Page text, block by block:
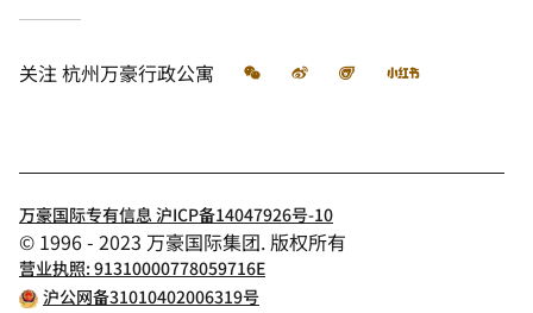
关注杭州万豪行政公寓 微信 微博 飞猪 小红书
万豪国际专有信息 沪ICP备14047926号-10
© 1996 - 2023 万豪国际集团. 版权所有
营业执照: 91310000778059716E
沪公网备31010402006319号